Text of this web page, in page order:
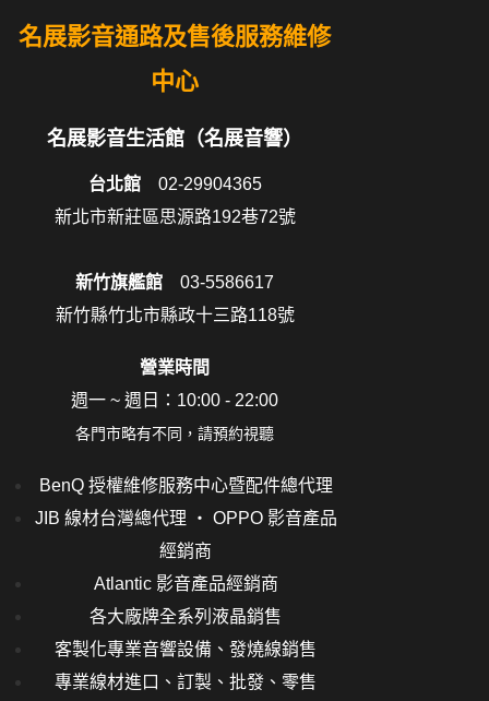
名展影音通路及售後服務維修
中心
名展影音生活館（名展音響）
台北館02-29904365
新北市新莊區思源路192巷72號
新竹旗艦館 03-5586617
新竹縣竹北市縣政十三路118號
營業時間
週一 ~ 週日：10:00 - 22:00
各門市略有不同，請預約視聽
BenQ 授權維修服務中心暨配件總代理
JIB 線材台灣總代理 ‧ OPPO 影音產品
經銷商
Atlantic 影音產品經銷商
各大廠牌全系列液晶銷售
客製化專業音響設備、發燒線銷售
專業線材進口、訂製、批發、零售